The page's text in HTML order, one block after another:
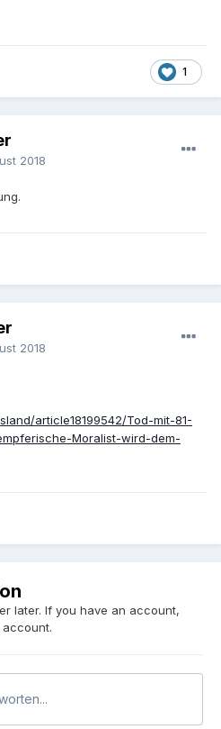
1
2018
2018
article18199542/Tod-mit-81-
Moralist-wird-dem-
later. If you have an account,